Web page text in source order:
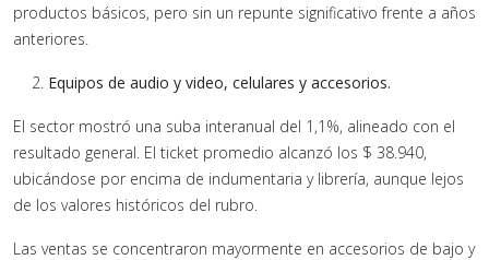
productos básicos, pero sin un repunte significativo frente a años
anteriores.
Equipos de audio y video, celulares y accesorios.
El sector mostró una suba interanual del 1,1%, alineado con el
resultado general. El ticket promedio alcanzó los $ 38.940,
ubicándose por encima de indumentaria y librería, aunque lejos
de los valores históricos del rubro.
Las ventas se concentraron mayormente en accesorios de bajo y